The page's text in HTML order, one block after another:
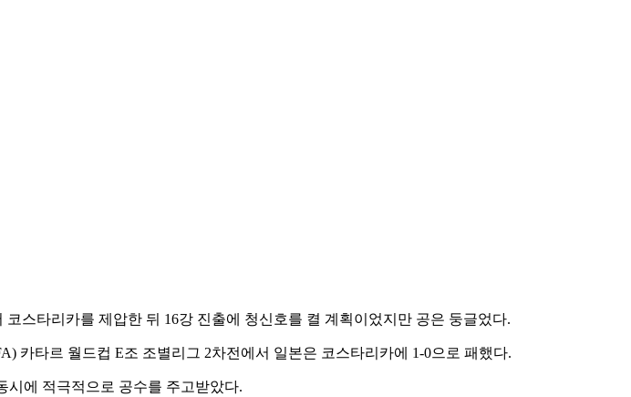
스타리카를 제압한 뒤 16강 진출에 청신호를 켤 계획이었지만 공은 둥글었다.
카타르 월드컵 E조 조별리그 2차전에서 일본은 코스타리카에 1-0으로 패했다.
시에 적극적으로 공수를 주고받았다.